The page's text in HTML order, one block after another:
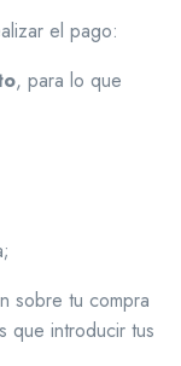
el pago:
, para lo que
sobre tu compra
que introducir tus